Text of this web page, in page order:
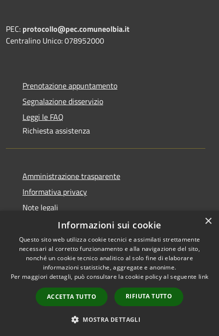
PEC: protocollo@pec.comuneolbia.it
Centralino Unico: 078952000
Prenotazione appuntamento
Segnalazione disservizio
Leggi le FAQ
Richiesta assistenza
Amministrazione trasparente
Informativa privacy
Note legali
Dichiarazione di accessibilità
RSS
Accessibilità
Copyright © 2026 • Comune di
Olbia • Powered by
Municipium•
Accesso
redazione
×
Informazioni sui cookie
Questo sito web utilizza cookie tecnici e assimilati strettamente
necessari al corretto funzionamento e alla navigazione del sito,
nonché un cookie tecnico analitico al solo fine di elaborare
informazioni statistiche, aggregate e anonime.
Per maggiori dettagli, può consultare la cookie policy al seguente link
ACCETTA TUTTO RIFIUTA TUTTO
MOSTRA DETTAGLI